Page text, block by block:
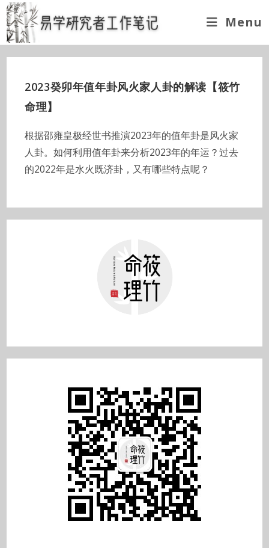
Skip
to
content
Menu
2023癸卯年值年卦风火家人卦的解读【筱竹
命理】
根据邵雍皇极经世书推演2023年的值年卦是风火家
人卦。如何利用值年卦来分析2023年的年运？过去
的2022年是水火既济卦，又有哪些特点呢？